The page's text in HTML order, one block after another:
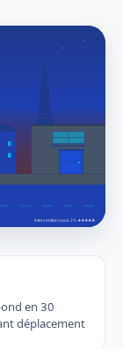
en 30
déplacement